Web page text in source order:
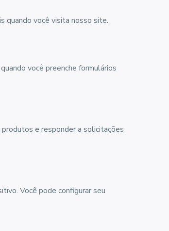
quando você visita nosso site.
você preenche formulários
e responder a solicitações
Você pode configurar seu